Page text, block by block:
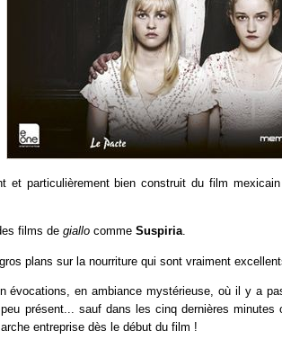
et particulièrement bien construit du film mexicain
films de giallo comme Suspiria.
plans sur la nourriture qui sont vraiment
évocations, en ambiance mystérieuse, où il y a
présent... sauf dans les cinq dernières minutes
entreprise dès le début du film !